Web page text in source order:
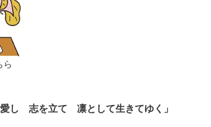
ら
し 志を立て 凛として生きてゆく」